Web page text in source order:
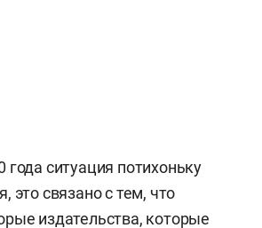
года ситуация потихоньку
это связано с тем, что
издательства, которые